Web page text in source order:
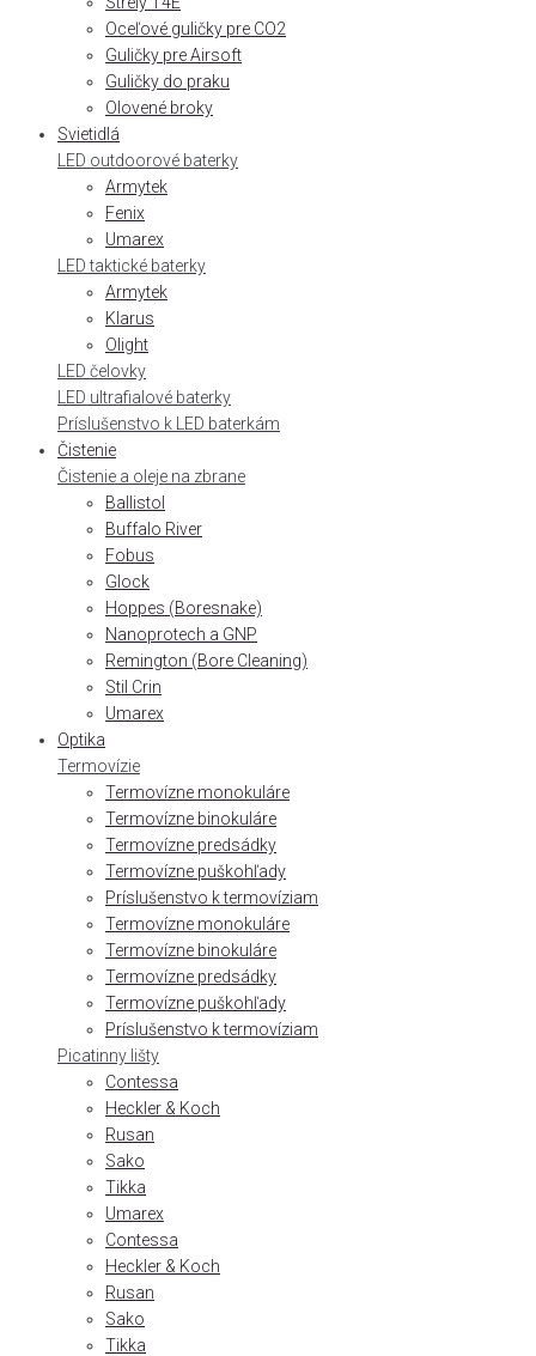
Oceľové guličky pre CO2
Guličky pre Airsoft
Guličky do praku
Olovené broky
Svietidlá
LED outdoorové baterky
Armytek
Fenix
Umarex
LED taktické baterky
Armytek
Klarus
Olight
LED čelovky
LED ultrafialové baterky
Príslušenstvo k LED baterkám
Čistenie
Čistenie a oleje na zbrane
Ballistol
Buffalo River
Fobus
Glock
Hoppes (Boresnake)
Nanoprotech a GNP
Remington (Bore Cleaning)
Stil Crin
Umarex
Optika
Termovízie
Termovízne monokuláre
Termovízne binokuláre
Termovízne predsádky
Termovízne puškohľady
Príslušenstvo k termovíziam
Termovízne monokuláre
Termovízne binokuláre
Termovízne predsádky
Termovízne puškohľady
Príslušenstvo k termovíziam
Picatinny lišty
Contessa
Heckler & Koch
Rusan
Sako
Tikka
Umarex
Contessa
Heckler & Koch
Rusan
Sako
Tikka